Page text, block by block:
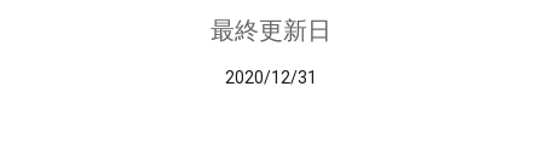
最終更新日
2020/12/31